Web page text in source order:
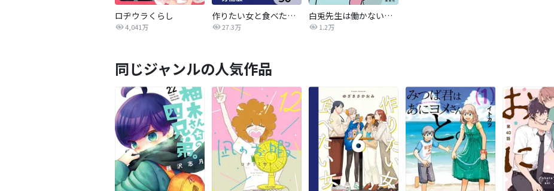
ロヂウラくらし
4,041万
作りたい女と食べたい女【分冊版】
27.3万
白兎先生は働かない【タテヨミ】
1.2万
同じジャンルの人気作品